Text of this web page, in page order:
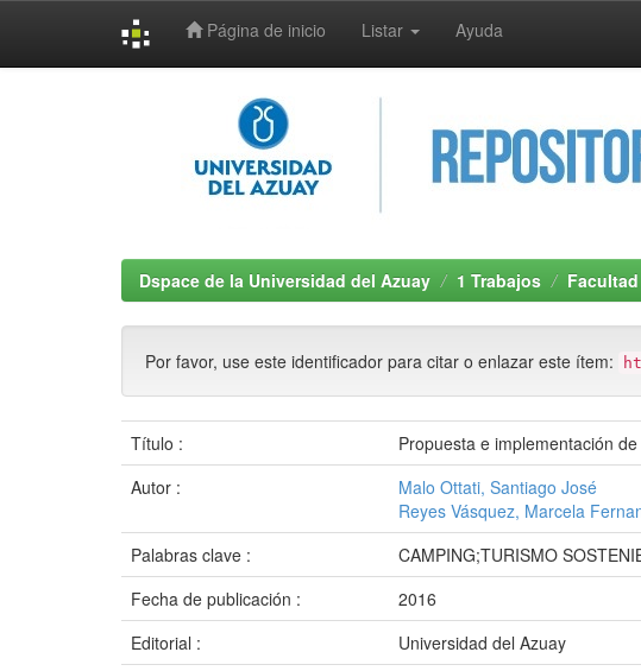
Página de inicio Listar Ayuda
Dspace de la Universidad del Azuay 1 Trabajos
Por favor, use este identificador para citar o enlazar este ítem:
Título :
Propuesta e implementación
Autor :
Malo Ottati, Santiago José
Reyes Vásquez, Marcela
Palabras clave :
CAMPING;TURISMO
Fecha de publicación :
2016
Editorial :
Universidad del Azuay